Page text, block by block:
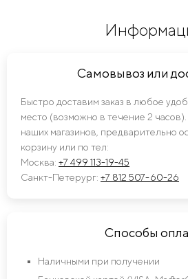
Самовывоз или
Быстро доставим заказ в любое
место (возможно в течение 2
наших магазинов, предварительно
корзину или по тел:
Москва: +7 499 113-19-45
Санкт-Петерург: +7 812 507-60-26
Способы
Наличными при получении